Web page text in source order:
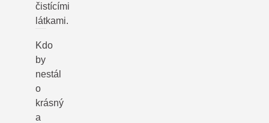
čistícími
látkami.
Kdo
by
nestál
o
krásný
a